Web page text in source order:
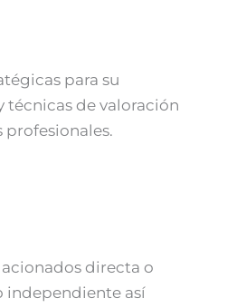
para su
de valoración
profesionales.
directa o
independiente así